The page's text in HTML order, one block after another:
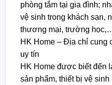
phòng tắm tại gia đình;
vệ sinh trong khách sạn,
thương mại, trường
HK Home – Địa chỉ cung
uy tín
HK Home được biết đến
sản phẩm, thiết bị vệ